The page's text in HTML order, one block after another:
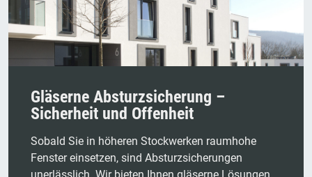
Gläserne Absturzsicherung –
Sicherheit und Offenheit
Sobald Sie in höheren Stockwerken raumhohe
Fenster einsetzen, sind Absturzsicherungen